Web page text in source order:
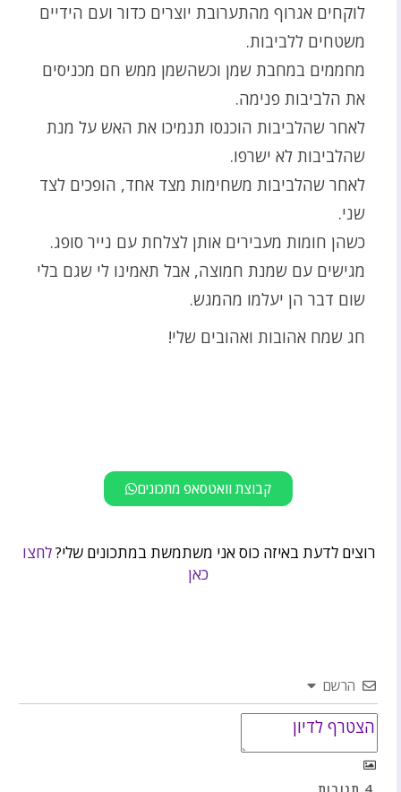
לוקחים אגרוף מהתערובת יוצרים כדור ועם הידיים
משטחים ללביבות.
מחממים במחבת שמן וכשהשמן ממש חם מכניסים
את הלביבות פנימה.
לאחר שהלביבות הוכנסו תנמיכו את האש על מנת
שהלביבות לא ישרפו.
לאחר שהלביבות משחימות מצד אחד, הופכים לצד
שני.
כשהן חומות מעבירים אותן לצלחת עם נייר סופג.
מגישים עם שמנת חמוצה, אבל תאמינו לי שגם בלי
שום דבר הן יעלמו מהמגש.
חג שמח אהובות ואהובים שלי!
קבוצת וואטסאפ מתכונים
רוצים לדעת באיזה כוס אני משתמשת במתכונים שלי?לחצו
כאן
הרשם
4